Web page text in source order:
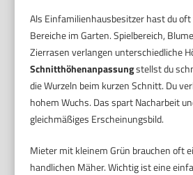
Als Einfamilienhausbesitzer hast du
Bereiche im Garten. Spielbereich,
Zierrasen verlangen unterschiedliche
Schnitthöhenanpassungstellst du
die Wurzeln beim kurzen Schnitt. Du
hohem Wuchs. Das spart Nacharbeit
gleichmäßiges Erscheinungsbild.
Mieter mit kleinem Grün brauchen oft
handlichen Mäher. Wichtig ist eine